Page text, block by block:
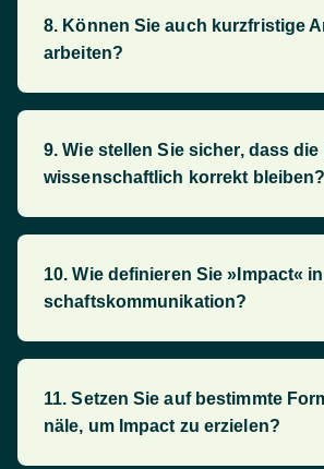
8. Können Sie auch kurz­fristi­ge
arbei­ten?
9. Wie stellen Sie sich­er, dass die
wissen­schaft­lich korrekt blei­ben?
10. Wie de­fi­nieren Sie »Im­pact«
schafts­kom­mu­ni­ka­tion?
11. Setzen Sie auf be­stimm­te
näle, um Im­pact zu er­zie­len?